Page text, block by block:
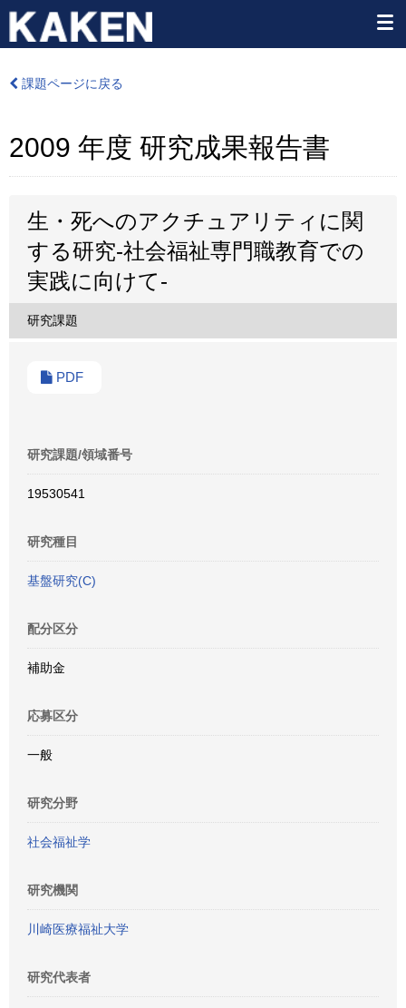
課題ページに戻る
2009 年度 研究成果報告書
生・死へのアクチュアリティに関
する研究-社会福祉専門職教育での
実践に向けて-
研究課題
PDF
研究課題/領域番号
19530541
研究種目
基盤研究(C)
配分区分
補助金
応募区分
一般
研究分野
社会福祉学
研究機関
川崎医療福祉大学
研究代表者